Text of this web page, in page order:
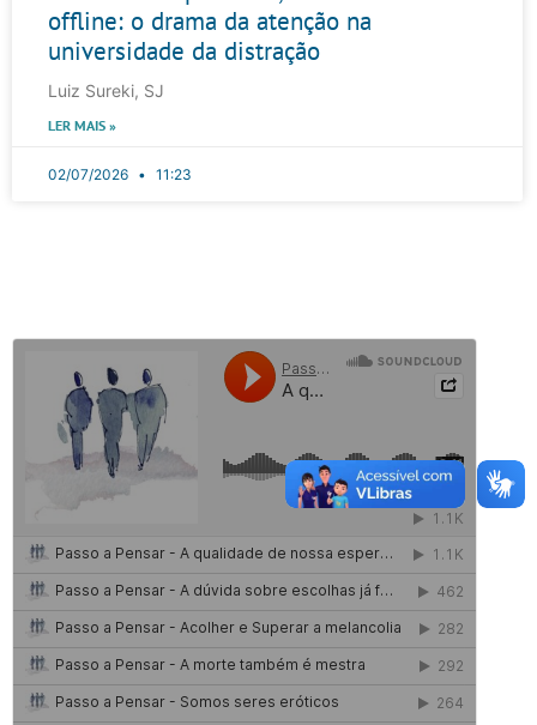
offline: o drama da atenção na
universidade da distração
Luiz Sureki, SJ
LER MAIS »
02/07/2026 11:23